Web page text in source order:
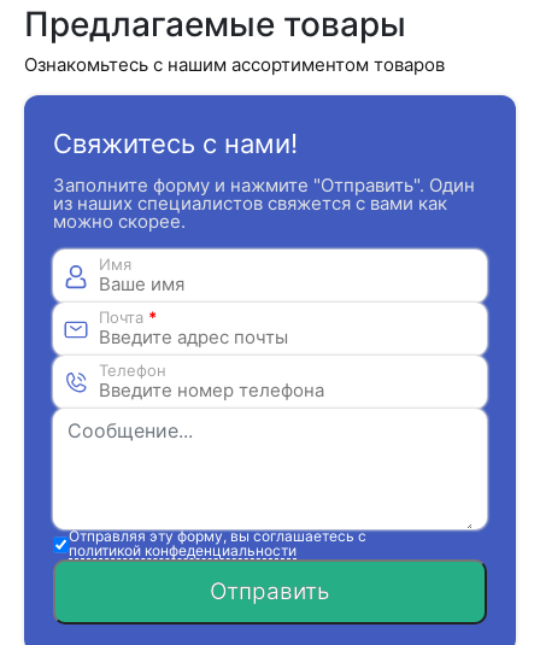
Предлагаемые товары
Ознакомьтесь с нашим ассортиментом товаров
Свяжитесь с нами!
Заполните форму и нажмите "Отправить". Один
из наших специалистов свяжется с вами как
можно скорее.
Имя
Почта *
Телефон
Отправляя эту форму, вы соглашаетесь с
политикой конфеденциальности
Отправить